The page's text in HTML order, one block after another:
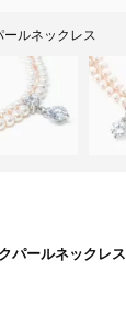
ルネックレス
パールネックレス